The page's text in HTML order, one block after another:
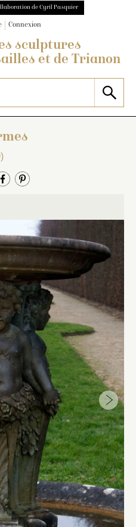
de Cyril Pasquier
Connexion
sculptures
et de Trianon